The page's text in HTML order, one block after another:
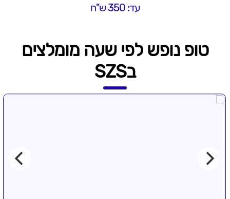
עד: 350 ש"ח
טופ נופש לפי שעה מומלצים
בSZS